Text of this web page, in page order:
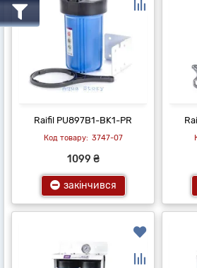
Raifil PU897B1-BK1-PR
3747-07
1099 ₴
закінчився